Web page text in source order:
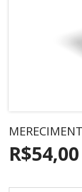
R$54,00